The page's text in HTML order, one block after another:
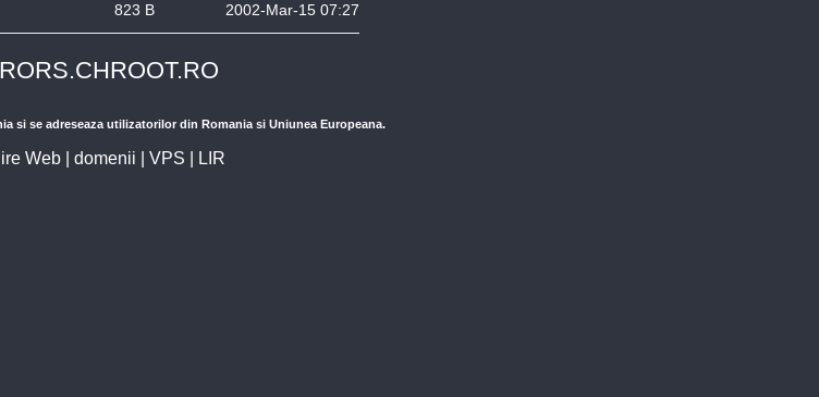
823 B 2002-Mar-15 07:27
si se adreseaza utilizatorilor din Romania si Uniunea Europeana.
Web| domenii VPS LIR